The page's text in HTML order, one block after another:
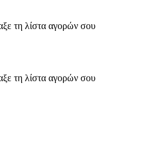
τη λίστα αγορών σου
τη λίστα αγορών σου